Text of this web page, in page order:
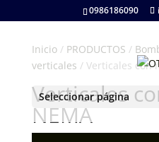
0986186090
Seleccionar página
Inicio/ PRODUCTOS /
verticales / Verticales con
Verticales
NEMA